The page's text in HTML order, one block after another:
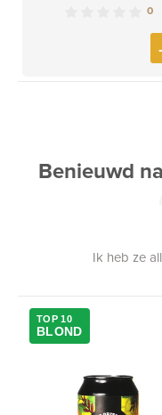
0
Benieuwd
Ik heb ze
TOP 10
BLOND